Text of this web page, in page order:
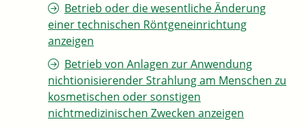
Betrieb oder die wesentliche Änderung
einer technischen Röntgeneinrichtung
anzeigen
Betrieb von Anlagen zur Anwendung
nichtionisierender Strahlung am Menschen zu
kosmetischen oder sonstigen
nichtmedizinischen Zwecken anzeigen